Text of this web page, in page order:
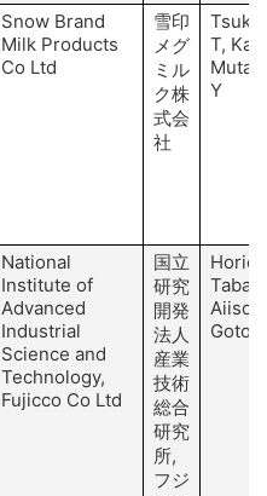
Snow Brand
Milk Products
Co Ltd
雪印
メグ
ミル
ク株
式会
社
T,
Y
National
Institute of
Advanced
Industrial
Science and
Technology,
Fujicco Co Ltd
国立
研究
開発
法人
産業
技術
総合
研究
所,
フジ
Horie
Aiiso
Goto Y